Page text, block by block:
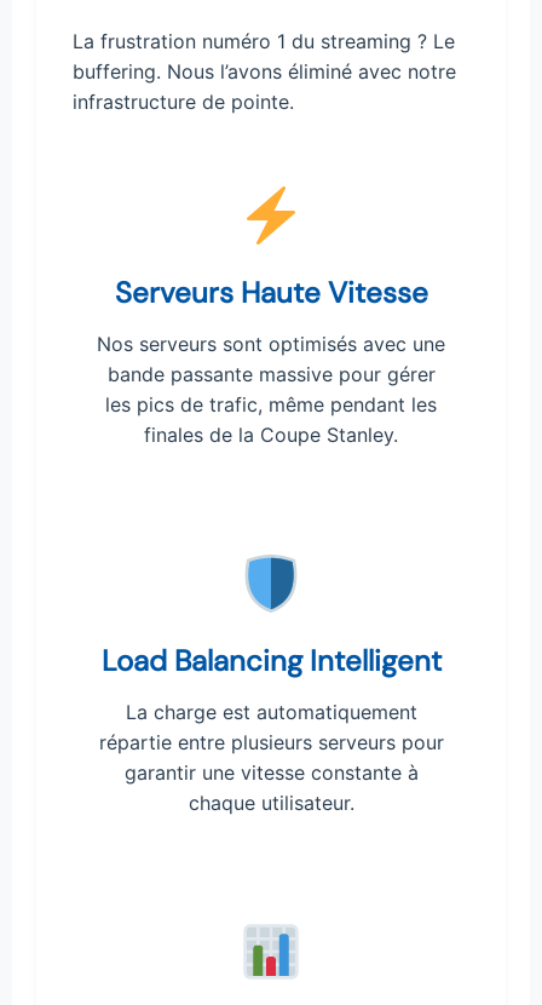
La frustration numéro 1 du streaming ? Le
buffering. Nous l’avons éliminé avec notre
infrastructure de pointe.
Serveurs Haute Vitesse
Nos serveurs sont optimisés avec une
bande passante massive pour gérer
les pics de trafic, même pendant les
finales de la Coupe Stanley.
Load Balancing Intelligent
La charge est automatiquement
répartie entre plusieurs serveurs pour
garantir une vitesse constante à
chaque utilisateur.